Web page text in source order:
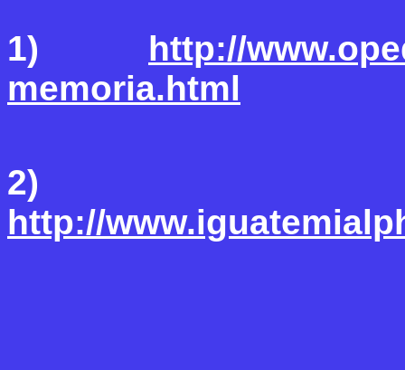
1) http://
memoria.html
2)
http://